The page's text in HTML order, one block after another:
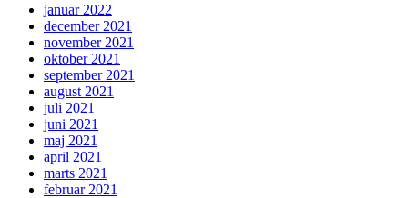
januar 2022
december 2021
november 2021
oktober 2021
september 2021
august 2021
juli 2021
juni 2021
maj 2021
april 2021
marts 2021
februar 2021